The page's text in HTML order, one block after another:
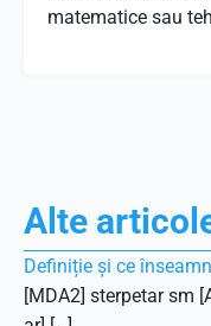
matematice sau
Alte
Definiție și ce
[MDA2] sterpetar sm